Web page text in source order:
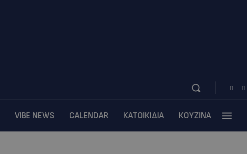
VIBE NEWS CALENDAR ΚΑΤΟΙΚΙΔΙΑ ΚΟΥΖΙΝΑ